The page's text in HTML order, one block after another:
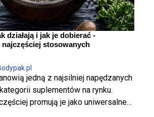
działają i jak je dobierać -
stosowanych
jedną z najsilniej napędzanych
suplementów na rynku.
promują je jako uniwersalne